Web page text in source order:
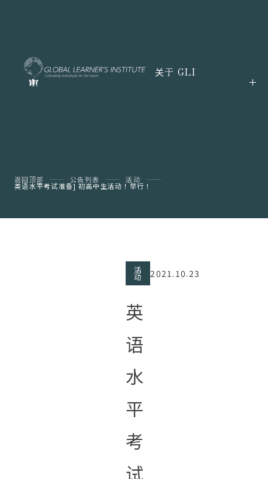
关于 GLI
返回顶部 公告列表 活动
英语水平考试准备] 初高中生活动！举行！
活
动 2021.10.23
英
语
水
平
考
试